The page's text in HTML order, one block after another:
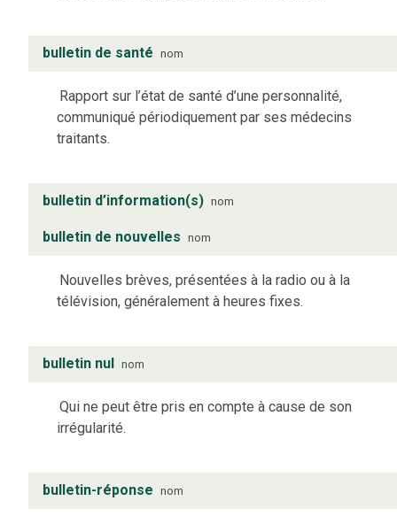
bulletin de santé nom
Rapport sur l’état de santé d’une personnalité,
communiqué périodiquement par ses médecins
traitants.
bulletin d’information(s) nom
bulletin de nouvelles nom
Nouvelles brèves, présentées à la radio ou à la
télévision, généralement à heures fixes.
bulletin nul nom
Qui ne peut être pris en compte à cause de son
irrégularité.
bulletin-réponse nom